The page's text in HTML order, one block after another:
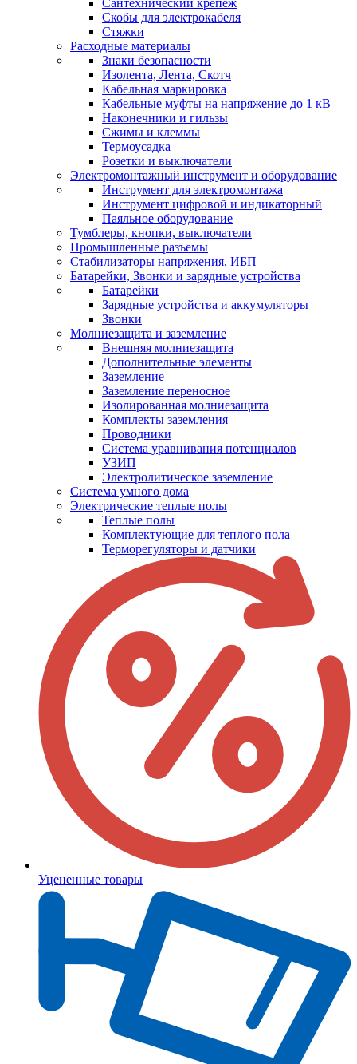
Сантехнический крепеж
Скобы для электрокабеля
Стяжки
Расходные материалы
Знаки безопасности
Изолента, Лента, Скотч
Кабельная маркировка
Кабельные муфты на напряжение до 1 кВ
Наконечники и гильзы
Сжимы и клеммы
Термоусадка
Розетки и выключатели
Электромонтажный инструмент и оборудование
Инструмент для электромонтажа
Инструмент цифровой и индикаторный
Паяльное оборудование
Тумблеры, кнопки, выключатели
Промышленные разъемы
Стабилизаторы напряжения, ИБП
Батарейки, Звонки и зарядные устройства
Батарейки
Зарядные устройства и аккумуляторы
Звонки
Молниезащита и заземление
Внешняя молниезащита
Дополнительные элементы
Заземление
Заземление переносное
Изолированная молниезащита
Комплекты заземления
Проводники
Система уравнивания потенциалов
УЗИП
Электролитическое заземление
Система умного дома
Электрические теплые полы
Теплые полы
Комплектующие для теплого пола
Терморегуляторы и датчики
Уцененные товары